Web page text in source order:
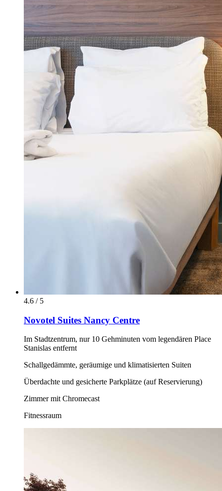
4.6 / 5
Novotel Suites Nancy Centre
Im Stadtzentrum, nur 10 Gehminuten vom legendären Place
Stanislas entfernt
Schallgedämmte, geräumige und klimatisierten Suiten
Überdachte und gesicherte Parkplätze (auf Reservierung)
Zimmer mit Chromecast
Fitnessraum